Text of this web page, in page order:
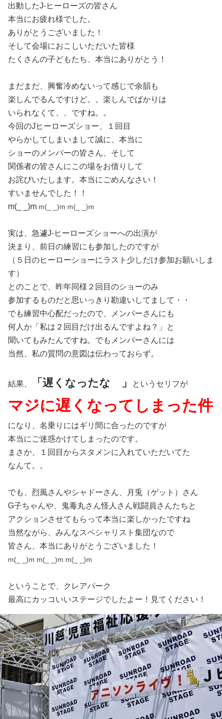
出動したJ-ヒーローズの皆さん
本当にお疲れ様でした。
ありがとうございました！
そして会場におこしいただいた皆様
たくさんの子どもたち、本当にありがとう！
まだまだ、興奮冷めないって感じで余韻も
楽しんでるんですけど。。楽しんでばかりは
いられなくて、、ですね。。
今回のJヒーローズショー、１回目
やらかしてしまいまして誠に、本当に
ショーのメンバーの皆さん、そして
関係者の皆さんにこの場をお借りして
お詫びいたします。本当にごめんなさい！
すいませんでした！！
m(_ _)m m(_ _)m m(_ _)m
実は、急遽J-ヒーローズショーへの出演が
決まり、前日の練習にも参加したのですが
（５日のヒーローショーにラスト少しだけ参加お願いしま
す）
とのことで、昨年同様２回目のショーのみ
参加するものだと思いっきり勘違いしてまして・・
でも練習中心配だったので、メンバーさんにも
何人か「私は２回目だけ出るんですよね？」と
聞いてもみたんですね。でもメンバーさんには
当然、私の質問の意図は伝わっておらず。
結果、 「遅くなったな 」 というセリフが
マジに遅くなってしまった件
になり、名乗りにはギリ間に合ったのですが
本当にご迷惑かけてしまったのです。
まさか、１回目からスタメンに入れていただいてた
なんて。。
でも、烈風さんやシャドーさん、月兎（ゲット）さん
G子ちゃんや、鬼毒丸さん怪人さん戦闘員さんたちと
アクションさせてもらって本当に楽しかったですね
当然ながら、みんなスペシャリスト集団なので
皆さん、本当にありがとうございました！
m(_ _)m m(_ _)m m(_ _)m
ということで、クレアパーク
最高にカッコいいステージでしたよー！見てください！